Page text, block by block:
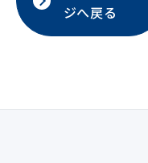
ジへ戻る